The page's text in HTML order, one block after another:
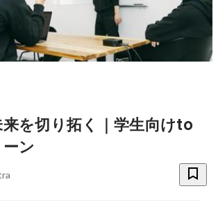
を切り拓く｜学生向けto
ン